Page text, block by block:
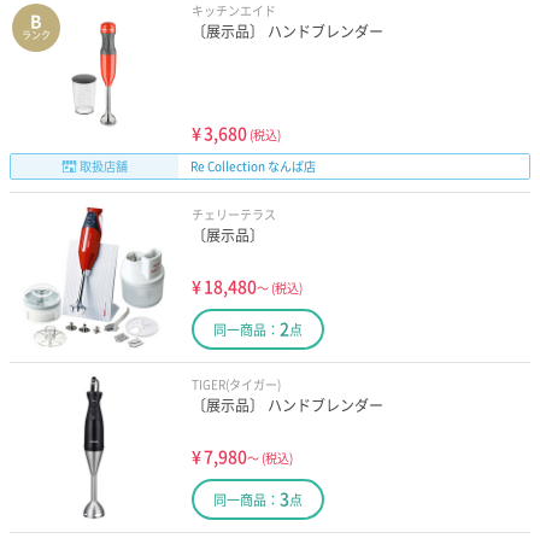
B
ランク
キッチンエイド
〔展示品〕 ハンドブレンダー
¥3,680 (税込)
取扱店舗
Re Collection なんば店
チェリーテラス
〔展示品〕
¥18,480～ (税込)
同一商品： 2点
TIGER(タイガー)
〔展示品〕 ハンドブレンダー
¥7,980～ (税込)
同一商品： 3点